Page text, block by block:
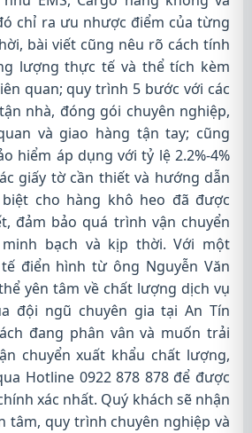
chỉ ra ưu nhược điểm của từng
bài viết cũng nêu rõ cách tính
lượng thực tế và thể tích kèm
quan; quy trình 5 bước với các
nhà, đóng gói chuyên nghiệp,
và giao hàng tận tay; cũng
hiểm áp dụng với tỷ lệ 2.2%-4%
giấy tờ cần thiết và hướng dẫn
cho hàng khô heo đã được
đảm bảo quá trình vận chuyển
bạch và kịp thời. Với một
điển hình từ ông Nguyễn Văn
yên tâm về chất lượng dịch vụ
đội ngũ chuyên gia tại An Tín
đang phân vân và muốn trải
chuyển xuất khẩu chất lượng,
Hotline 0922 878 878 để được
xác nhất. Quý khách sẽ nhận
tâm, quy trình chuyên nghiệp và